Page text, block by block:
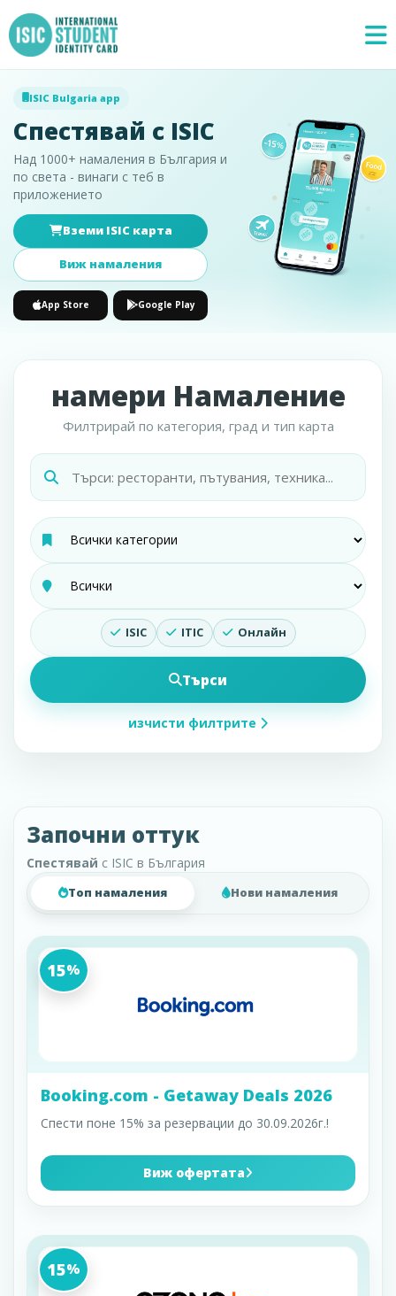
ISIC Bulgaria app
Спестявай с ISIC
Над 1000+ намаления в България и
по света - винаги с теб в
приложението
Вземи ISIC карта
Виж намаления
App Store Google Play
Специални
предложения ×
намери Намаление
Филтрирай по категория, град и тип карта
ISIC ITIC Онлайн
Търси
изчисти филтрите
Започни оттук
Спестявай с ISIC в България
Топ намаления Нови намаления
15%
Booking.com - Getaway Deals 2026
Спести поне 15% за резервации до 30.09.2026г.!
Виж офертата
15%